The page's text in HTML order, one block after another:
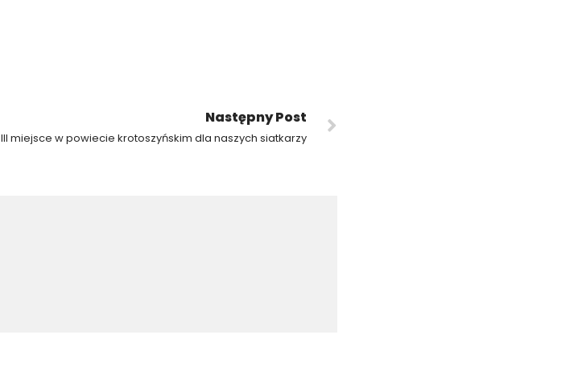
Następny Post
III miejsce w powiecie krotoszyńskim dla naszych siatkarzy